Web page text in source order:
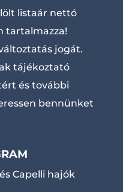
listaár nettó
tartalmazza!
jogát.
tájékoztató
és további
bennünket
Capelli hajók